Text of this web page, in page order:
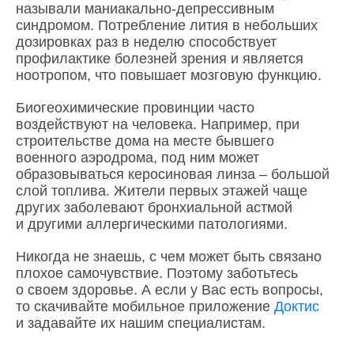
называли маниакально-депрессивным
синдромом. Потребление лития в небольших
дозировках раз в неделю способствует
профилактике болезней зрения и является
ноотропом, что повышает мозговую функцию.
Биогеохимические провинции часто
воздействуют на человека. Например, при
строительстве дома на месте бывшего
военного аэродрома, под ним может
образовываться керосиновая линза – большой
слой топлива. Жители первых этажей чаще
других заболевают бронхиальной астмой
и другими аллергическими патологиями.
Никогда не знаешь, с чем может быть связано
плохое самочувствие. Поэтому заботьтесь
о своем здоровье. А если у Вас есть вопросы,
то скачивайте мобильное приложение Доктис
и задавайте их нашим специалистам.